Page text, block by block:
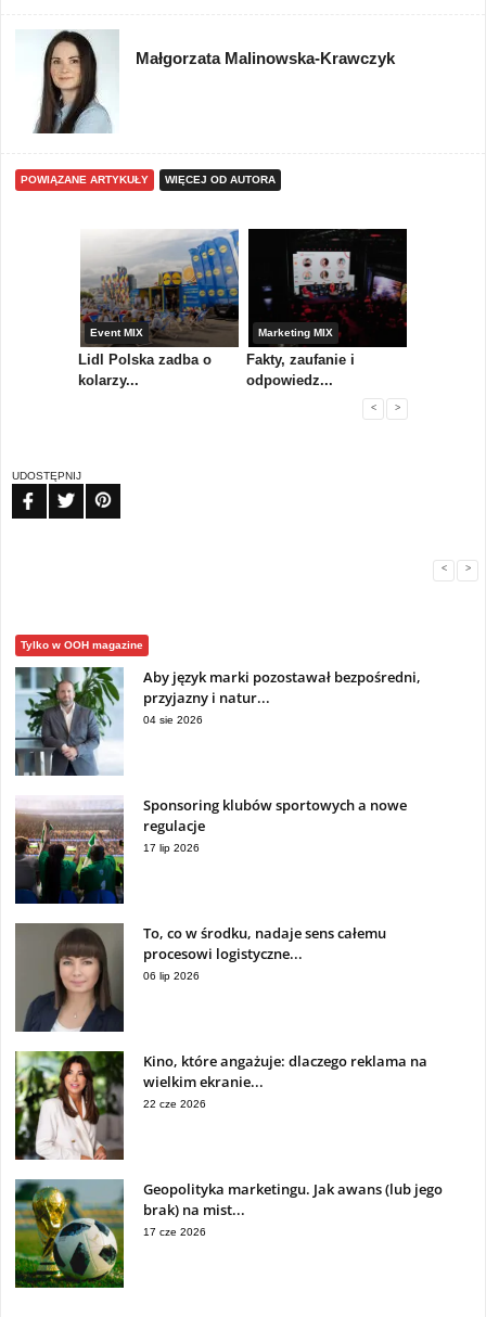
Małgorzata Malinowska-Krawczyk
POWIĄZANE ARTYKUŁY WIĘCEJ OD AUTORA
Event MIX
Lidl Polska zadba o
kolarzy...
Marketing MIX
Fakty, zaufanie i
odpowiedz...
< >
UDOSTĘPNIJ
< >
Tylko w OOH magazine
Aby język marki pozostawał bezpośredni,
przyjazny i natur...
04 sie 2026
Sponsoring klubów sportowych a nowe
regulacje
17 lip 2026
To, co w środku, nadaje sens całemu
procesowi logistyczne...
06 lip 2026
Kino, które angażuje: dlaczego reklama na
wielkim ekranie...
22 cze 2026
Geopolityka marketingu. Jak awans (lub jego
brak) na mist...
17 cze 2026